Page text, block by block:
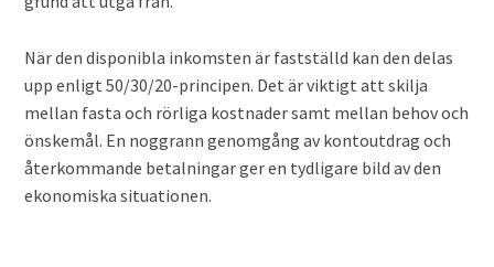
När den disponibla inkomsten är fastställd kan den delas
upp enligt 50/30/20-principen. Det är viktigt att skilja
mellan fasta och rörliga kostnader samt mellan behov och
önskemål. En noggrann genomgång av kontoutdrag och
återkommande betalningar ger en tydligare bild av den
ekonomiska situationen.